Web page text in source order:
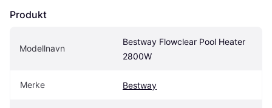
Produkt
Modellnavn
Bestway Flowclear Pool Heater
2800W
Merke Bestway